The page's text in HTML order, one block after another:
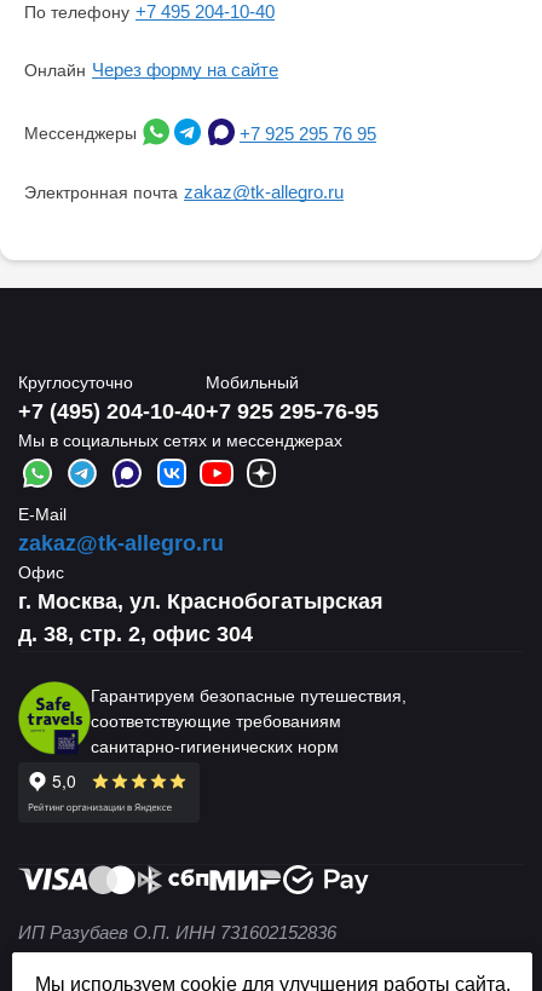
По телефону +7 495 204-10-40
Онлайн Через форму на сайте
Мессенджеры +7 925 295 76 95
Электронная почта zakaz@tk-allegro.ru
Круглосуточно
+7 (495) 204-10-40
Мобильный
+7 925 295-76-95
Мы в социальных сетях и мессенджерах
E-Mail
zakaz@tk-allegro.ru
Офис
г. Москва, ул. Краснобогатырская
д. 38, стр. 2, офис 304
Гарантируем безопасные путешествия,
соответствующие требованиям
санитарно-гигиенических норм
ИП Разубаев О.П. ИНН 731602152836
© 2004 — 2026 Не является публичной офертой (ст. 437
ГК РФ).
Мы используем cookie для улучшения работы сайта.